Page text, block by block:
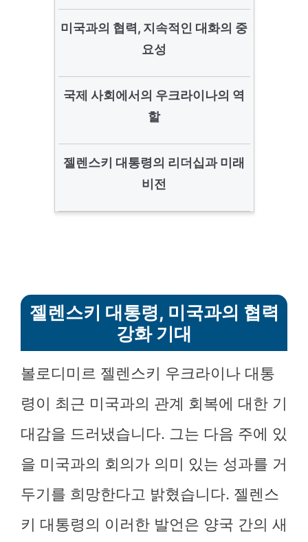
미국과의 협력, 지속적인 대화의 중
요성
국제 사회에서의 우크라이나의 역
할
젤렌스키 대통령의 리더십과 미래
비전
젤렌스키 대통령, 미국과의 협력
강화 기대
볼로디미르 젤렌스키 우크라이나 대통
령이 최근 미국과의 관계 회복에 대한 기
대감을 드러냈습니다. 그는 다음 주에 있
을 미국과의 회의가 의미 있는 성과를 거
두기를 희망한다고 밝혔습니다. 젤렌스
키 대통령의 이러한 발언은 양국 간의 새